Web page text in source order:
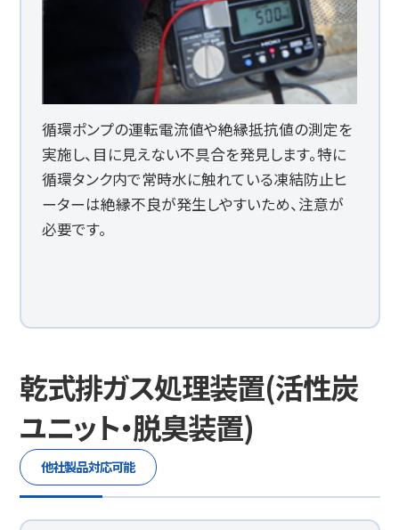
循環ポンプの運転電流値や絶縁抵抗値の測定を
実施し、目に見えない不具合を発見します。特に
循環タンク内で常時水に触れている凍結防止ヒ
ーターは絶縁不良が発生しやすいため、注意が
必要です。
乾式排ガス処理装置(活性炭
ユニット・脱臭装置)
他社製品対応可能